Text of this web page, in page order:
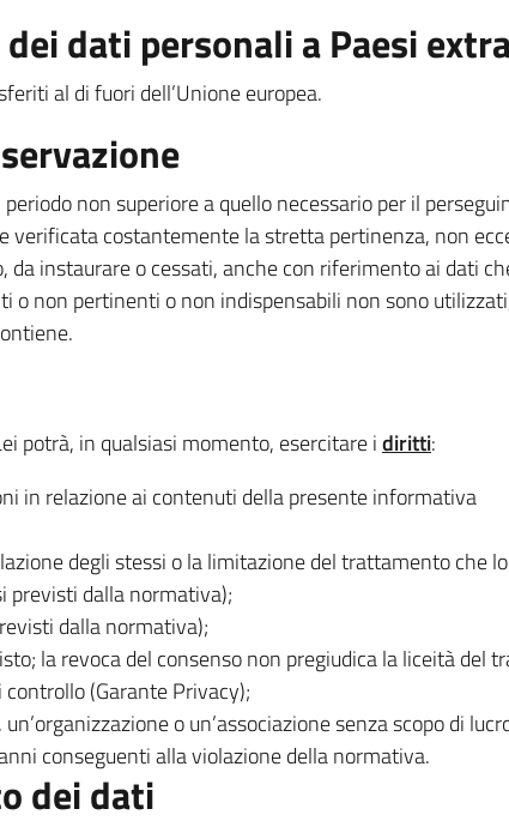
dati personali a Paesi
al di fuori dell’Unione europea.
non superiore a quello necessario per il
verificata costantemente la stretta pertinenza, non
da instaurare o cessati, anche con riferimento ai dati
o non pertinenti o non indispensabili non sono
potrà, in qualsiasi momento, esercitare idiritti:
in relazione ai contenuti della presente informativa
degli stessi o la limitazione del trattamento che
previsti dalla normativa);
dalla normativa);
la revoca del consenso non pregiudica la liceità
(Garante Privacy);
o un’associazione senza scopo di
conseguenti alla violazione della normativa.
dei dati